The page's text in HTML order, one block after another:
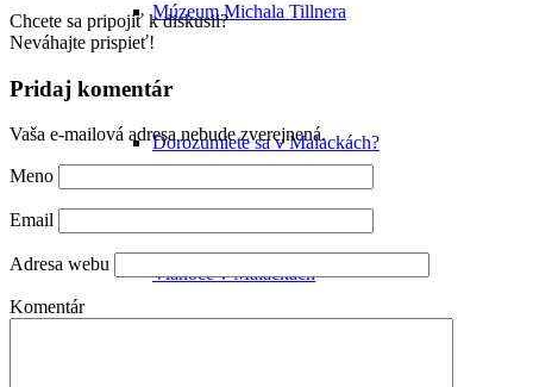
Múzeum Michala Tillnera
Dorozumiete sa v Malackách?
Vianoce v Malackách
Chcete sa pripojiť k diskusii?
Neváhajte prispieť!
Pridaj komentár
Vaša e-mailová adresa nebude zverejnená.
Meno
Email
Adresa webu
Komentár